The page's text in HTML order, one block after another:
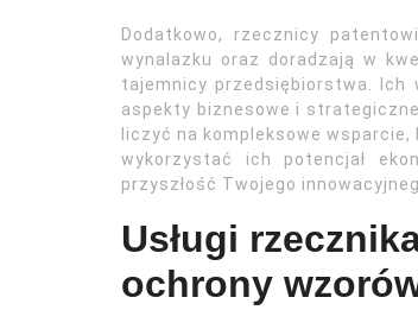
Dodatkowo, rzecznicy
wynalazku oraz doradzają w
tajemnicy przedsiębiorstwa. Ich
aspekty biznesowe i
liczyć na kompleksowe
wykorzystać ich potencjał
przyszłość Twojego
Usługi
ochrony